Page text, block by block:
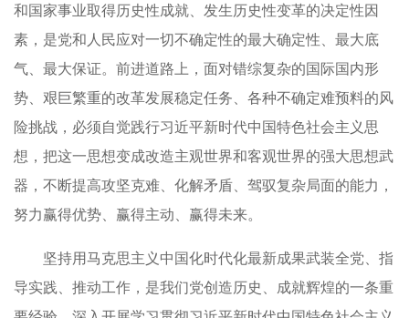
和国家事业取得历史性成就、发生历史性变革的决定性因
素，是党和人民应对一切不确定性的最大确定性、最大底
气、最大保证。前进道路上，面对错综复杂的国际国内形
势、艰巨繁重的改革发展稳定任务、各种不确定难预料的风
险挑战，必须自觉践行习近平新时代中国特色社会主义思
想，把这一思想变成改造主观世界和客观世界的强大思想武
器，不断提高攻坚克难、化解矛盾、驾驭复杂局面的能力，
努力赢得优势、赢得主动、赢得未来。
坚持用马克思主义中国化时代化最新成果武装全党、指
导实践、推动工作，是我们党创造历史、成就辉煌的一条重